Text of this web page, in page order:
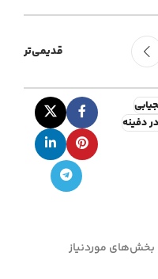
قدیمی‌تر
دفینه
بخش‌های موردنیاز